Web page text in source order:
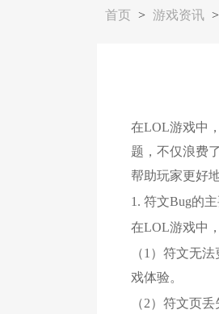
首页 > 游戏资讯 >
在LOL游戏中
题，不仅浪费
帮助玩家更好
1. 符文Bug的
在LOL游戏中
（1）符文无
戏体验。
（2）符文页